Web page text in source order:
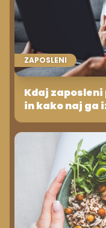
ZAPOSLENI
Kdaj
in kako naj ga